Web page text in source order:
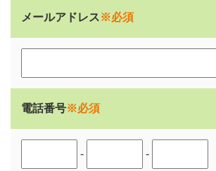
メールアドレス※必須
電話番号※必須
- -